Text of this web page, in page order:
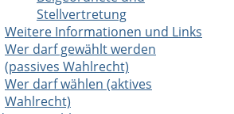
Stellvertretung
Weitere Informationen und Links
Wer darf gewählt werden
(passives Wahlrecht)
Wer darf wählen (aktives
Wahlrecht)